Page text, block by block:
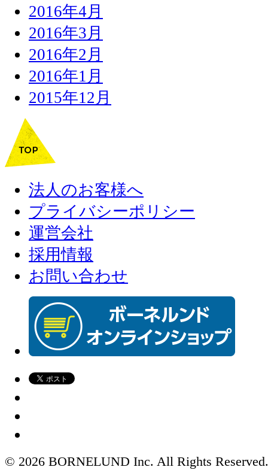
2016年4月
2016年3月
2016年2月
2016年1月
2015年12月
法人のお客様へ
プライバシーポリシー
運営会社
採用情報
お問い合わせ
© 2026 BORNELUND Inc. All Rights Reserved.